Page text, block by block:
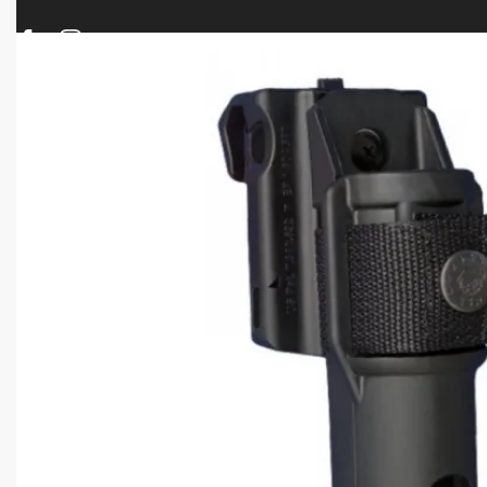
ΠΡΟΪΟΝΤΑ ΝΕΕΣ ΑΦΙΞΕΙΣ
ΟΠΛΑ – ΚΥΝΗΓΙ – ΣΚΟΠΟΒΟΛΗ ΑΕΡΟΒΟΛΑ –